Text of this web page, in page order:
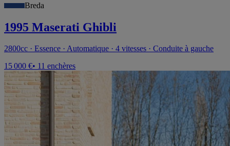
Breda
1995 Maserati Ghibli
2800cc · Essence · Automatique · 4 vitesses · Conduite à gauche
15 000 €• 11 enchères